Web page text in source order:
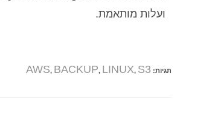
ועלות מותאמת.
תגיות:
AWS, BACKUP, LINUX, S3